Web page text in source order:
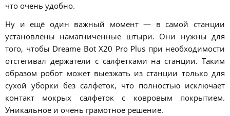
что очень удобно.
Ну и ещё один важный момент — в самой станции
установлены намагниченные штыри. Они нужны для
того, чтобы Dreame Bot X20 Pro Plus при необходимости
отстёгивал держатели с салфетками на станции. Таким
образом робот может выезжать из станции только для
сухой уборки без салфеток, что полностью исключает
контакт мокрых салфеток с ковровым покрытием.
Уникальное и очень грамотное решение.